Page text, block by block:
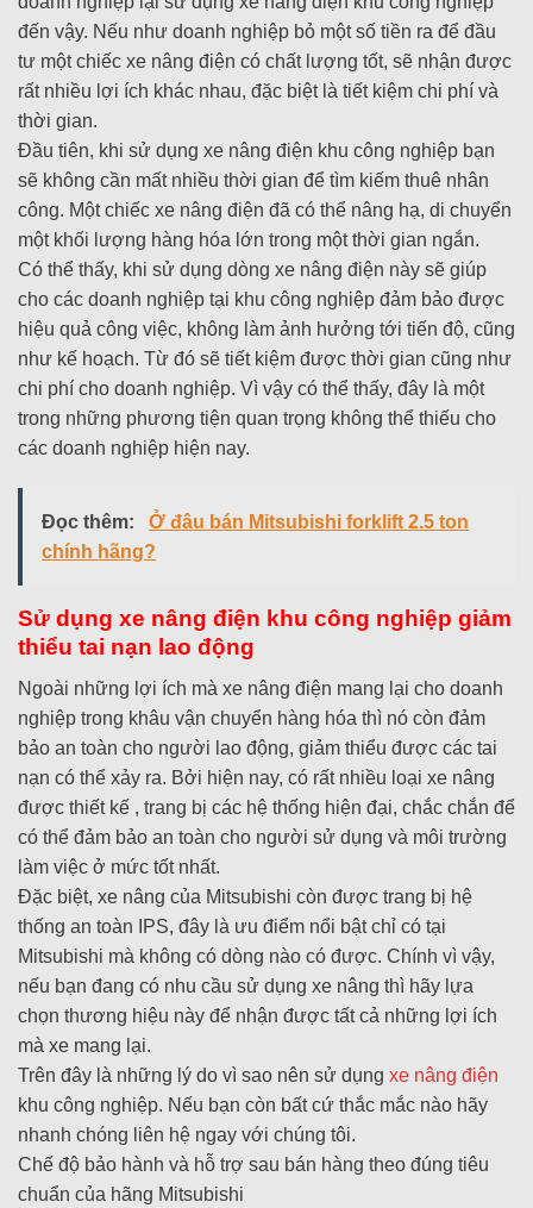
đến vậy. Nếu như doanh nghiệp bỏ một số tiền ra để đầu
tư một chiếc xe nâng điện có chất lượng tốt, sẽ nhận được
rất nhiều lợi ích khác nhau, đặc biệt là tiết kiệm chi phí và
thời gian.
Đầu tiên, khi sử dụng xe nâng điện khu công nghiệp bạn
sẽ không cần mất nhiều thời gian để tìm kiếm thuê nhân
công. Một chiếc xe nâng điện đã có thể nâng hạ, di chuyển
một khối lượng hàng hóa lớn trong một thời gian ngắn.
Có thể thấy, khi sử dụng dòng xe nâng điện này sẽ giúp
cho các doanh nghiệp tại khu công nghiệp đảm bảo được
hiệu quả công việc, không làm ảnh hưởng tới tiến độ, cũng
như kế hoạch. Từ đó sẽ tiết kiệm được thời gian cũng như
chi phí cho doanh nghiệp. Vì vậy có thể thấy, đây là một
trong những phương tiện quan trọng không thể thiếu cho
các doanh nghiệp hiện nay.
Đọc thêm:
Ở đâu bán Mitsubishi forklift 2.5 ton
chính hãng?
Sử dụng xe nâng điện khu công nghiệp giảm
thiểu tai nạn lao động
Ngoài những lợi ích mà xe nâng điện mang lại cho doanh
nghiệp trong khâu vận chuyển hàng hóa thì nó còn đảm
bảo an toàn cho người lao động, giảm thiểu được các tai
nạn có thể xảy ra. Bởi hiện nay, có rất nhiều loại xe nâng
được thiết kế , trang bị các hệ thống hiện đại, chắc chắn để
có thể đảm bảo an toàn cho người sử dụng và môi trường
làm việc ở mức tốt nhất.
Đặc biệt, xe nâng của Mitsubishi còn được trang bị hệ
thống an toàn IPS, đây là ưu điểm nổi bật chỉ có tại
Mitsubishi mà không có dòng nào có được. Chính vì vậy,
nếu bạn đang có nhu cầu sử dụng xe nâng thì hãy lựa
chọn thương hiệu này để nhận được tất cả những lợi ích
mà xe mang lại.
Trên đây là những lý do vì sao nên sử dụng xe nâng điện
khu công nghiệp. Nếu bạn còn bất cứ thắc mắc nào hãy
nhanh chóng liên hệ ngay với chúng tôi.
Chế độ bảo hành và hỗ trợ sau bán hàng theo đúng tiêu
chuẩn của hãng Mitsubishi